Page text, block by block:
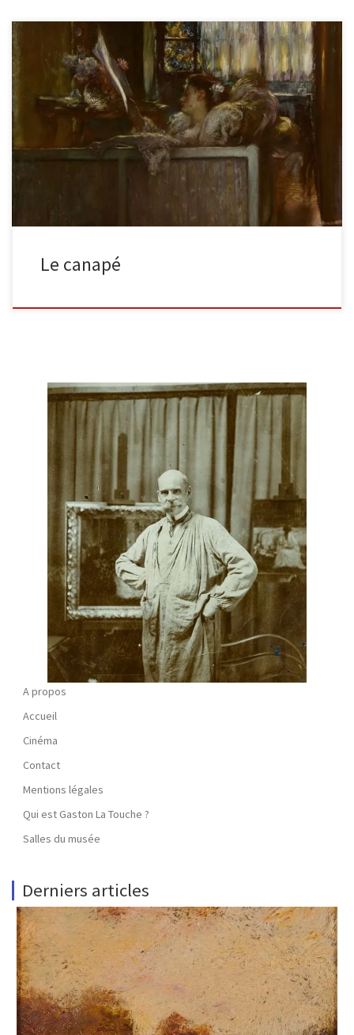
Le CanapéHuile sur panneau, parquetéSigné ‘Gaston La Touche’
en bas à gauche Hauteur : 60 Largeur : 60 cm Provenance :
Ancienne […]
Le canapé
A propos
Accueil
Cinéma
Contact
Mentions légales
Qui est Gaston La Touche ?
Salles du musée
Derniers articles